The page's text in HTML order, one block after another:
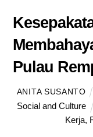
Pulau
ANITA SUSANTO
Social and Culture
Kerja,